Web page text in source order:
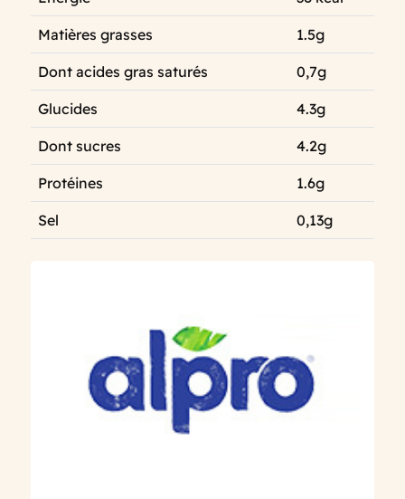
Matières grasses 1.5g
Dont acides gras saturés 0,7g
Glucides 4.3g
Dont sucres 4.2g
Protéines 1.6g
Sel 0,13g